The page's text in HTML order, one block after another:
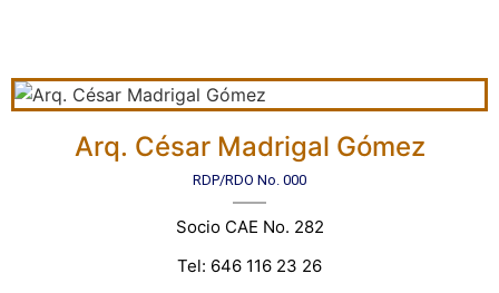
Arq. César Madrigal Gómez
RDP/RDO No. 000
Socio CAE No. 282
Tel: 646 116 23 26